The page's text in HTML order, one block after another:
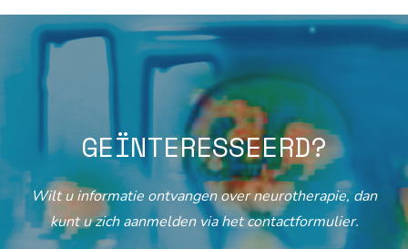
GEÏNTERESSEERD?
Wilt u informatie ontvangen over neurotherapie, dan
kunt u zich aanmelden via het contactformulier.